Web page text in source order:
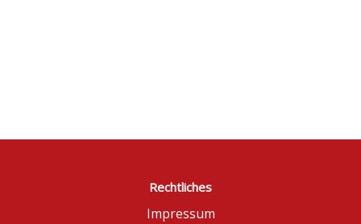
Rechtliches
Impressum